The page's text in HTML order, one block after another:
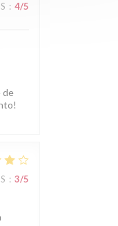
: 4/5
de
: 3/5